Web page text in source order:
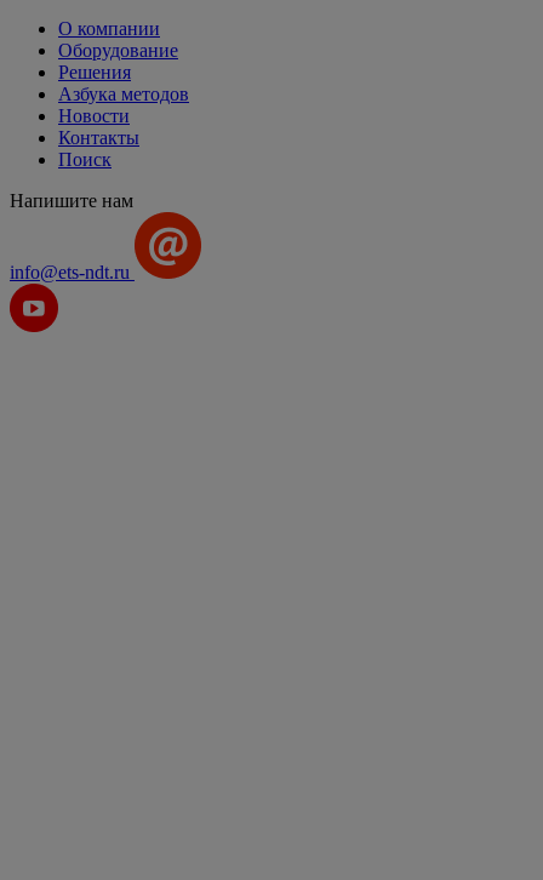
О компании
Оборудование
Решения
Азбука методов
Новости
Контакты
Поиск
Напишите нам
info@ets-ndt.ru